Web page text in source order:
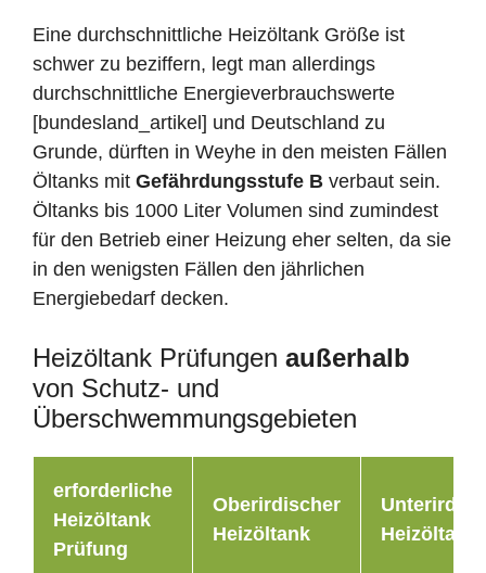
Eine durchschnittliche Heizöltank Größe ist
schwer zu beziffern, legt man allerdings
durchschnittliche Energieverbrauchswerte
[bundesland_artikel] und Deutschland zu
Grunde, dürften in Weyhe in den meisten Fällen
Öltanks mit Gefährdungsstufe B verbaut sein.
Öltanks bis 1000 Liter Volumen sind zumindest
für den Betrieb einer Heizung eher selten, da sie
in den wenigsten Fällen den jährlichen
Energiebedarf decken.
Heizöltank Prüfungen außerhalb
von Schutz- und
Überschwemmungsgebieten
erforderliche
Heizöltank
Prüfung
Oberirdischer
Heizöltank
Heizöltank